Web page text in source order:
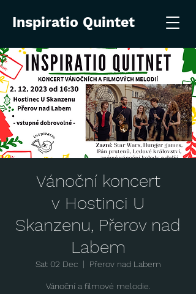
Inspiratio Quintet
Vánoční koncert
v Hostinci U
Skanzenu, Přerov nad
Labem
Sat 02 Dec
  |
Přerov nad Labem
Vánoční a filmové melodie.